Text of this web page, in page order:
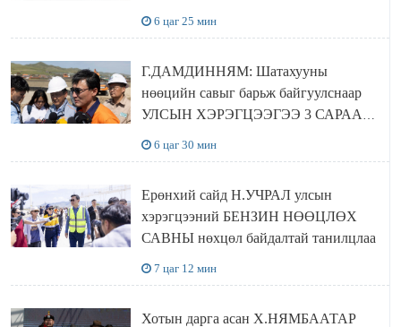
6 цаг 25 мин
Г.ДАМДИННЯМ: Шатахууны
нөөцийн савыг барьж байгуулснаар
УЛСЫН ХЭРЭГЦЭЭГЭЭ 3 САРААР
6 цаг 30 мин
Ерөнхий сайд Н.УЧРАЛ улсын
хэрэгцээний БЕНЗИН НӨӨЦЛӨХ
САВНЫ нөхцөл байдалтай танилцлаа
7 цаг 12 мин
Хотын дарга асан Х.НЯМБААТАР